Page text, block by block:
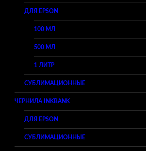
ДЛЯ EPSON
100 МЛ
500 МЛ
1 ЛИТР
СУБЛИМАЦИОННЫЕ
ЧЕРНИЛА INKBANK
ДЛЯ EPSON
СУБЛИМАЦИОННЫЕ